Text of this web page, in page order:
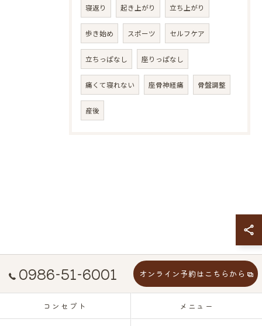
寝返り 起き上がり 立ち上がり
歩き始め スポーツ セルフケア
立ちっぱなし 座りっぱなし
痛くて寝れない 座骨神経痛 骨盤調整
産後
0986-51-6001 オンライン予約はこちらから
コンセプト メニュー